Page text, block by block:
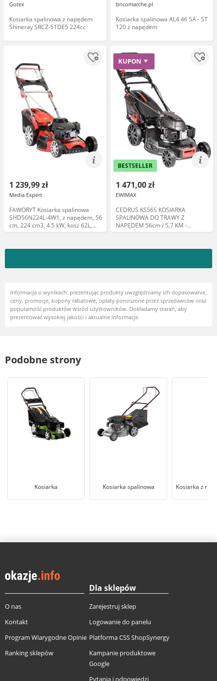
Gotex
Kosiarka spalinowa z napędem
Shineray SRCZ-51DE5 224cc
bricomarche.pl
Kosiarka spalinowa AL4 46 SA - ST
120 z napędem
1 239,99 zł
Media Expert
FAWORYT Kosiarka spalinowa
SHD56N224L-4W1, z napędem, 56
cm, 224 cm3, 4.5 kW, kosz 62L,
silnik Loncin
KUPON
BESTSELLER
1 471,00 zł
EWIMAX
CEDRUS KS56S KOSIARKA
SPALINOWA DO TRAWY Z
NAPĘDEM 56cm / 5,7 KM -
EWIMAX
Informacja o wynikach: prezentując produkty uwzględniamy ich dopasowanie,
ceny, promocje, kupony rabatowe, opłaty ponoszone przez sprzedawców oraz
popularność produktów wśród użytkowników. Dokładamy starań, aby
prezentować wysokiej jakości i aktualne informacje.
Podobne strony
Kosiarka Kosiarka spalinowa Kosiarka z
O nas
Kontakt
Program Wiarygodne Opinie
Ranking sklepów
Dla sklepów
Zarejestruj sklep
Logowanie do panelu
Platforma CSS ShopSynergy
Kampanie produktowe
Google
Pytania i odpowiedzi